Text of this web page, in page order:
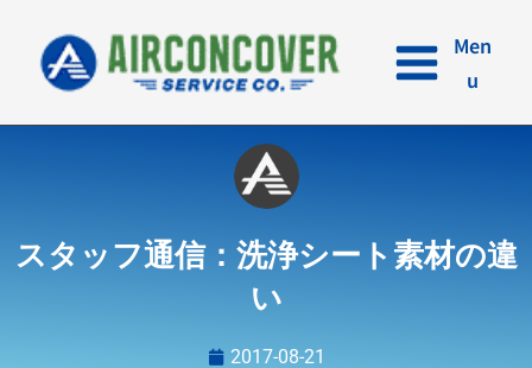
キ
Men
u
スタッフ通信：洗浄シート素材の違
い
2017-08-21